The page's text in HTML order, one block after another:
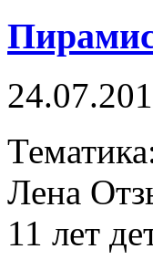
Лена
11 лет